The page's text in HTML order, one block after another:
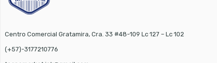
Centro Comercial Gratamira, Cra. 33 #48-109 Lc 127 – Lc 102
(+57)-3177210776